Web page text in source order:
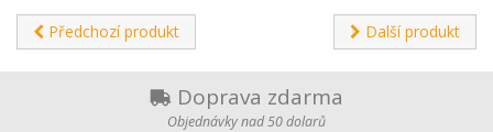
Předchozí produkt Další produkt
Doprava zdarma
Objednávky nad 50 dolarů